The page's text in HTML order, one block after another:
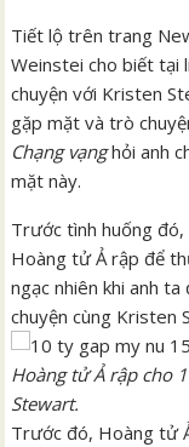
Tiết lộ trên trang
Weinstei cho biết tại
chuyện với Kristen
gặp mặt và trò
Chạng vạnghỏi anh
mặt này.
Trước tình huống
Hoàng tử Ả rập để
ngạc nhiên khi anh
chuyện cùng Kristen
Hoàng tử Ả rập cho
Stewart.
Trước đó, Hoàng tử